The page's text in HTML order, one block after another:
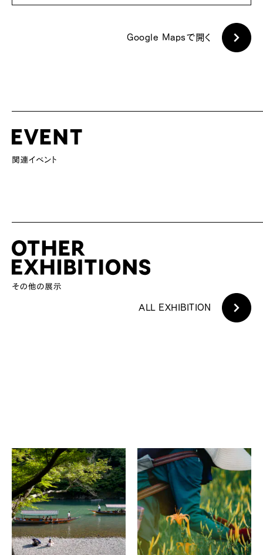
Google Mapsで開く
ALL EXHIBITION
ダニエル・ソーファー
嵐山へのオマージュ
Gallery Take Two
宮下直樹
WE BLOOM
Sentido